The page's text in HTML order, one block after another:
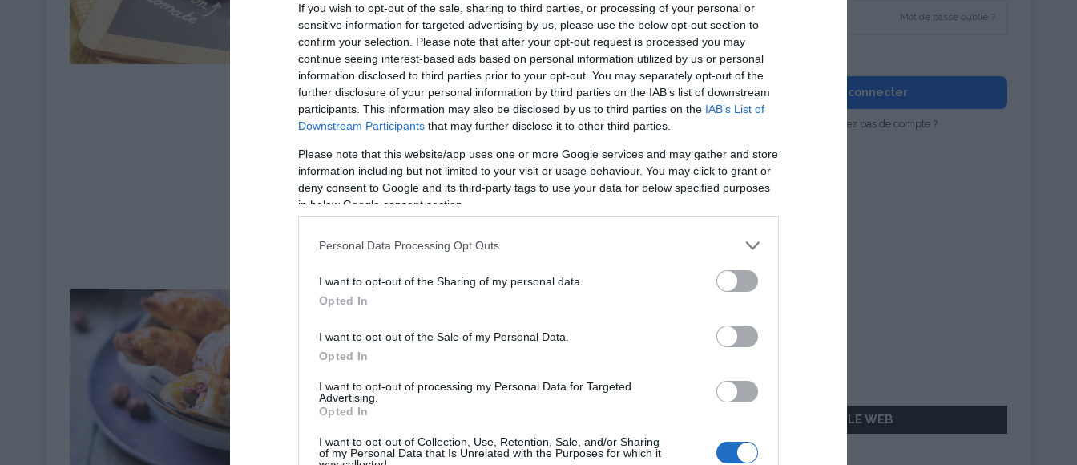
If you wish to opt-out of the sale, sharing to third parties, or processing of your personal or
sensitive information for targeted advertising by us, please use the below opt-out section to
confirm your selection. Please note that after your opt-out request is processed you may
continue seeing interest-based ads based on personal information utilized by us or personal
information disclosed to third parties prior to your opt-out. You may separately opt-out of the
further disclosure of your personal information by third parties on the IAB’s list of downstream
participants. This information may also be disclosed by us to third parties on the IAB’s List of
Downstream Participants that may further disclose it to other third parties.
Please note that this website/app uses one or more Google services and may gather and store
information including but not limited to your visit or usage behaviour. You may click to grant or
deny consent to Google and its third-party tags to use your data for below specified purposes
in below Google consent section.
Personal Data Processing Opt Outs
I want to opt-out of the Sharing of my personal data.
Opted In
I want to opt-out of the Sale of my Personal Data.
Opted In
I want to opt-out of processing my Personal Data for Targeted
Advertising.
Opted In
I want to opt-out of Collection, Use, Retention, Sale, and/or Sharing
of my Personal Data that Is Unrelated with the Purposes for which it
lardons
tous les jours" d'AnneCé Bretin aux…
Mot de passe oublié ?
Se souvenir de moi
Se connecter
Vous n'avez pas de compte ?
AILLEURS SUR LE WEB